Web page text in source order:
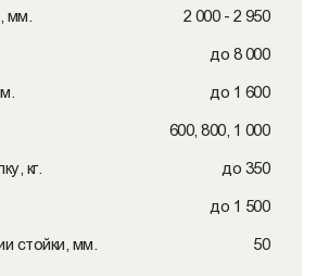
мм. 2 000 - 2 950
до 8 000
до 1 600
600, 800, 1 000
кг. до 350
до 1 500
стойки, мм. 50